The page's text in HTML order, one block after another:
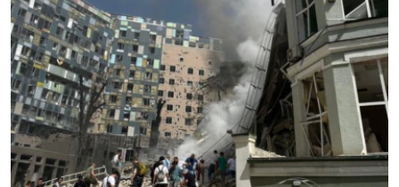
поиску